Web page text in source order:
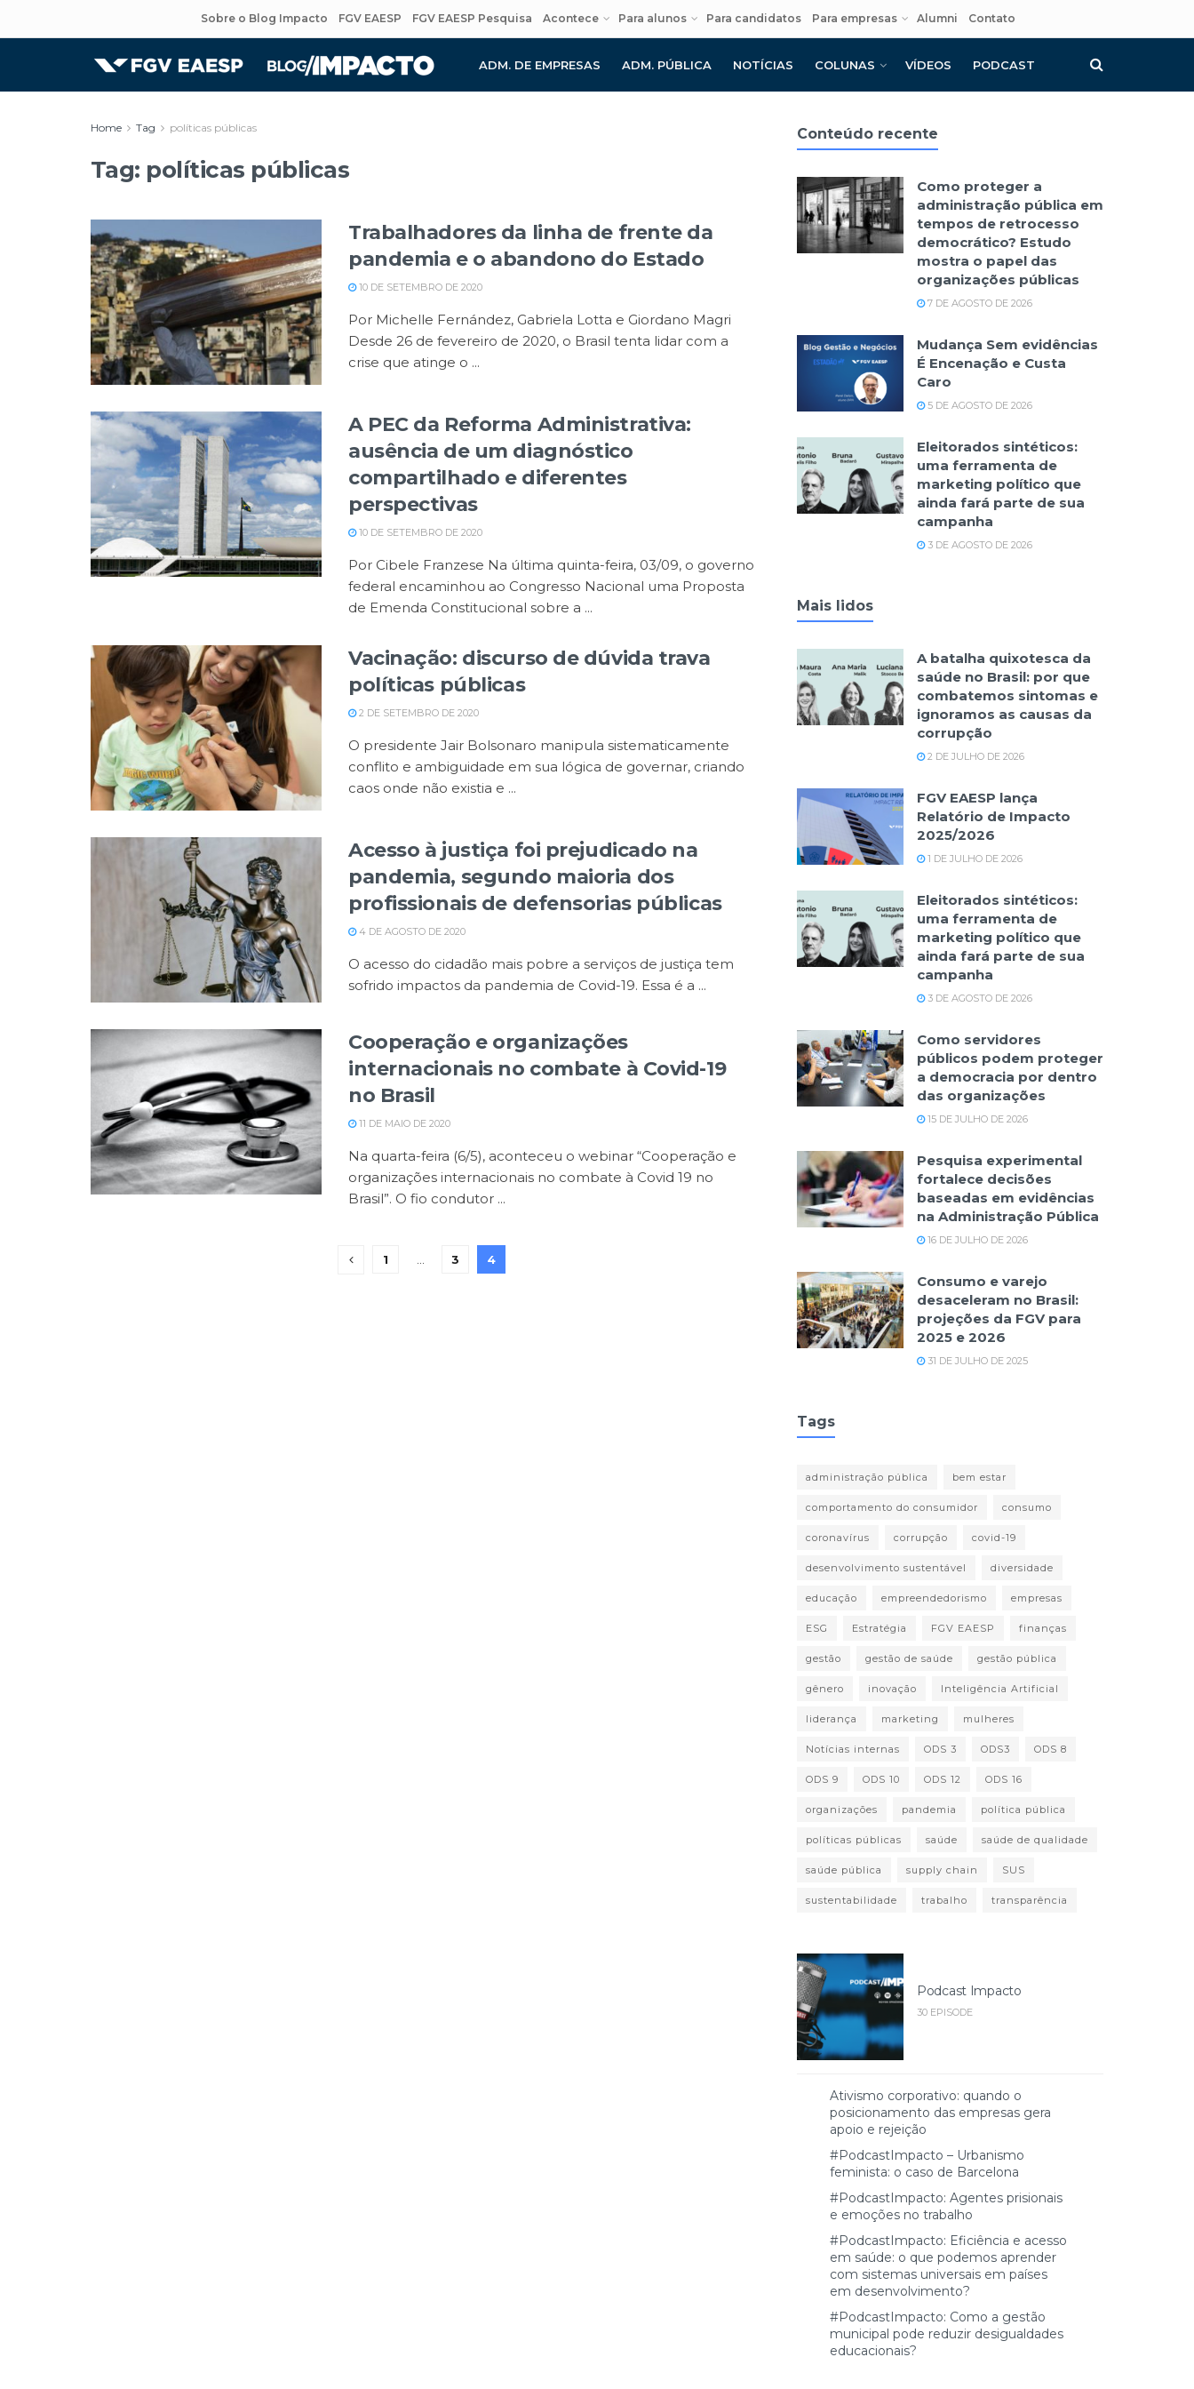
Sobre o Blog Impacto FGV EAESP FGV EAESP Pesquisa Acontece Para alunos Para candidatos Para empresas Alumni Contato
ADM. DE EMPRESAS ADM. PÚBLICA NOTÍCIAS COLUNAS VÍDEOS PODCAST
Home Tag políticas públicas
Tag: políticas públicas
Trabalhadores da linha de frente da
pandemia e o abandono do Estado
10 DE SETEMBRO DE 2020
Por Michelle Fernández, Gabriela Lotta e Giordano Magri
Desde 26 de fevereiro de 2020, o Brasil tenta lidar com a
crise que atinge o ...
A PEC da Reforma Administrativa:
ausência de um diagnóstico
compartilhado e diferentes
perspectivas
10 DE SETEMBRO DE 2020
Por Cibele Franzese Na última quinta-feira, 03/09, o governo
federal encaminhou ao Congresso Nacional uma Proposta
de Emenda Constitucional sobre a ...
Vacinação: discurso de dúvida trava
políticas públicas
2 DE SETEMBRO DE 2020
O presidente Jair Bolsonaro manipula sistematicamente
conflito e ambiguidade em sua lógica de governar, criando
caos onde não existia e ...
Acesso à justiça foi prejudicado na
pandemia, segundo maioria dos
profissionais de defensorias públicas
4 DE AGOSTO DE 2020
O acesso do cidadão mais pobre a serviços de justiça tem
sofrido impactos da pandemia de Covid-19. Essa é a ...
Cooperação e organizações
internacionais no combate à Covid-19
no Brasil
11 DE MAIO DE 2020
Na quarta-feira (6/5), aconteceu o webinar “Cooperação e
organizações internacionais no combate à Covid 19 no
Brasil”. O fio condutor ...
1 3 4
Conteúdo recente
Como proteger a
administração pública em
tempos de retrocesso
democrático? Estudo
mostra o papel das
organizações públicas
7 DE AGOSTO DE 2026
Mudança Sem evidências
É Encenação e Custa
Caro
5 DE AGOSTO DE 2026
Eleitorados sintéticos:
uma ferramenta de
marketing político que
ainda fará parte de sua
campanha
3 DE AGOSTO DE 2026
Mais lidos
A batalha quixotesca da
saúde no Brasil: por que
combatemos sintomas e
ignoramos as causas da
corrupção
2 DE JULHO DE 2026
FGV EAESP lança
Relatório de Impacto
2025/2026
1 DE JULHO DE 2026
Eleitorados sintéticos:
uma ferramenta de
marketing político que
ainda fará parte de sua
campanha
3 DE AGOSTO DE 2026
Como servidores
públicos podem proteger
a democracia por dentro
das organizações
15 DE JULHO DE 2026
Pesquisa experimental
fortalece decisões
baseadas em evidências
na Administração Pública
16 DE JULHO DE 2026
Consumo e varejo
desaceleram no Brasil:
projeções da FGV para
2025 e 2026
31 DE JULHO DE 2025
Tags
administração pública bem estar
comportamento do consumidor consumo
coronavírus corrupção covid-19
desenvolvimento sustentável diversidade
educação empreendedorismo empresas
ESG Estratégia FGV EAESP finanças
gestão gestão de saúde gestão pública
gênero inovação Inteligência Artificial
liderança marketing mulheres
Notícias internas ODS 3 ODS3 ODS 8
ODS 9 ODS 10 ODS 12 ODS 16
organizações pandemia política pública
políticas públicas saúde saúde de qualidade
saúde pública supply chain SUS
sustentabilidade trabalho transparência
Podcast Impacto
30 EPISODE
Ativismo corporativo: quando o
posicionamento das empresas gera
apoio e rejeição
#PodcastImpacto – Urbanismo
feminista: o caso de Barcelona
#PodcastImpacto: Agentes prisionais
e emoções no trabalho
#PodcastImpacto: Eficiência e acesso
em saúde: o que podemos aprender
com sistemas universais em países
em desenvolvimento?
#PodcastImpacto: Como a gestão
municipal pode reduzir desigualdades
educacionais?